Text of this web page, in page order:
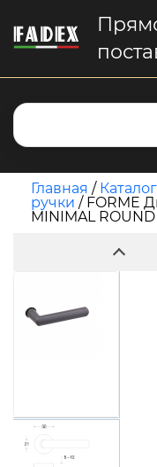
Главная / Каталог
ручки / FORME
MINIMAL